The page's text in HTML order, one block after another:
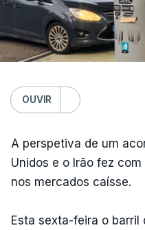
OUVIR
A perspetiva de um
Unidos e o Irão fez
nos mercados caísse.
Esta sexta-feira o barril